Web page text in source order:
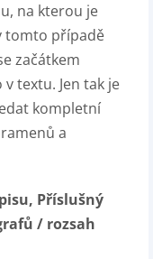
na kterou je
tomto případě
začátkem
textu. Jen tak je
kompletní
a
Příslušný
/ rozsah